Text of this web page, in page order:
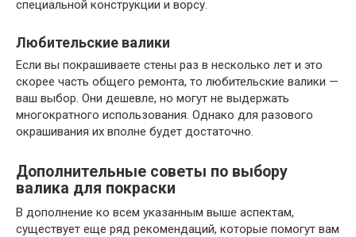
специальной конструкции и ворсу.
Любительские валики
Если вы покрашиваете стены раз в несколько лет и это
скорее часть общего ремонта, то любительские валики —
ваш выбор. Они дешевле, но могут не выдержать
многократного использования. Однако для разового
окрашивания их вполне будет достаточно.
Дополнительные советы по выбору
валика для покраски
В дополнение ко всем указанным выше аспектам,
существует еще ряд рекомендаций, которые помогут вам